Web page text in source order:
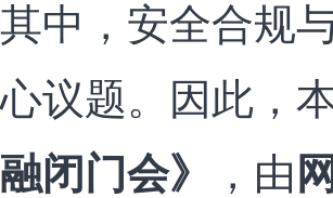
其中，安全合规
心议题。因此，
融闭门会》
，由